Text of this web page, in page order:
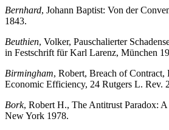
Bernhard, Johann Baptist: Von der
1843.
Beuthien, Volker, Pauschalierter
in Festschrift für Karl Larenz, München
Birmingham, Robert, Breach of Contract,
Economic Efficiency, 24 Rutgers L. Rev.
Bork, Robert H., The Antitrust Paradox:
New York 1978.